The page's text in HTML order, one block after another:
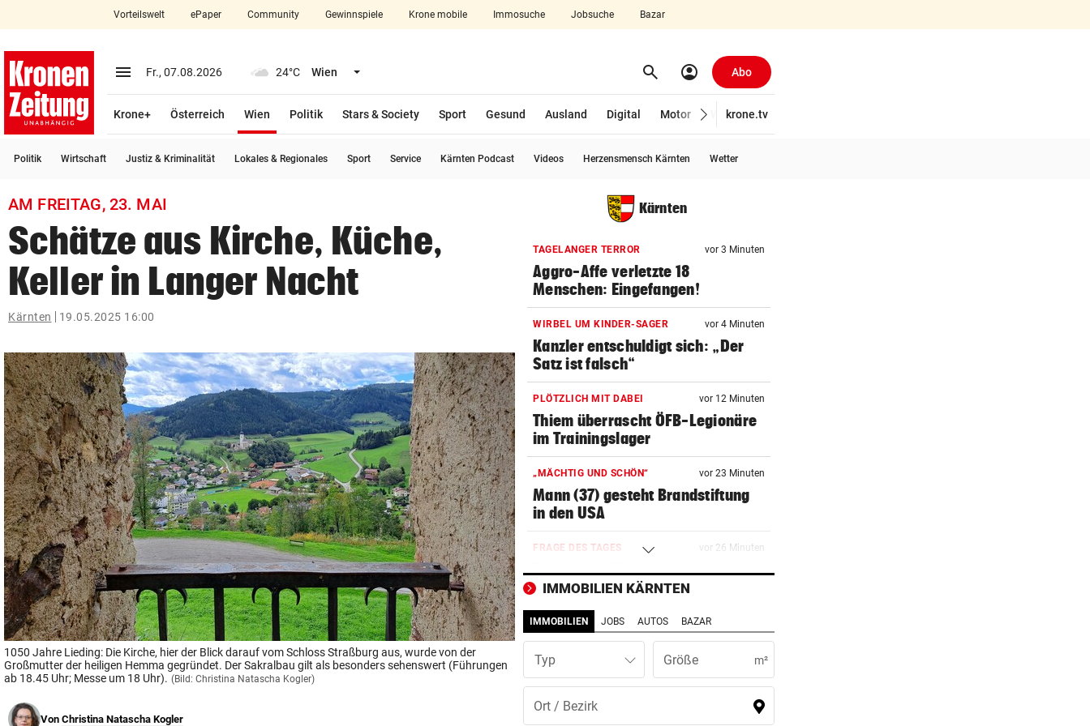
closeSchließen
account_circle Anmelden
arrow_right
search
Suchbegriff
eingeben
© Krone Multimedia GmbH & Co KG 2026
Muthgasse 2, 1190 Wien
Vorteilswelt ePaper Community Gewinnspiele Krone mobile Immosuche Jobsuche Bazar
menu Menü aufklappen
Fr., 07.08.2026 24°C Wien Menü aufklappen search Suchen
account_circle Abo
Krone+ Österreich Wien
Politik
Stars & Society Sport Gesund Ausland Digital Motor Wirtschaft
krone.tv
Politik Wirtschaft Justiz & Kriminalität Lokales & Regionales Sport Service Kärnten Podcast Videos Herzensmensch Kärnten Wetter
AM FREITAG, 23. MAI
Schätze aus Kirche, Küche,
Keller in Langer Nacht
Kärnten 19.05.2025 16:00
1050 Jahre Lieding: Die Kirche, hier der Blick darauf vom Schloss Straßburg aus, wurde von der
Großmutter der heiligen Hemma gegründet. Der Sakralbau gilt als besonders sehenswert (Führungen
ab 18.45 Uhr; Messe um 18 Uhr). (Bild: Christina Natascha Kogler)
Von Christina Natascha Kogler
Kärnten
TAGELANGER TERROR vor 3 Minuten
Aggro-Affe verletzte 18
Menschen: Eingefangen!
WIRBEL UM KINDER-SAGER vor 4 Minuten
Kanzler entschuldigt sich: „Der
Satz ist falsch“
PLÖTZLICH MIT DABEI vor 12 Minuten
Thiem überrascht ÖFB-Legionäre
im Trainingslager
„MÄCHTIG UND SCHÖN“ vor 23 Minuten
Mann (37) gesteht Brandstiftung
in den USA
FRAGE DES TAGES vor 26 Minuten
Bekommen Mütter genug
Unterstützung vom Staat?
TRAGISCHER UNFALL vor 30 Minuten
Kleinkind bei Sturz aus Fenster
schwer verletzt
vor 36 Minuten
IMMOBILIEN KÄRNTEN
IMMOBILIEN JOBS AUTOS BAZAR
Typ m²